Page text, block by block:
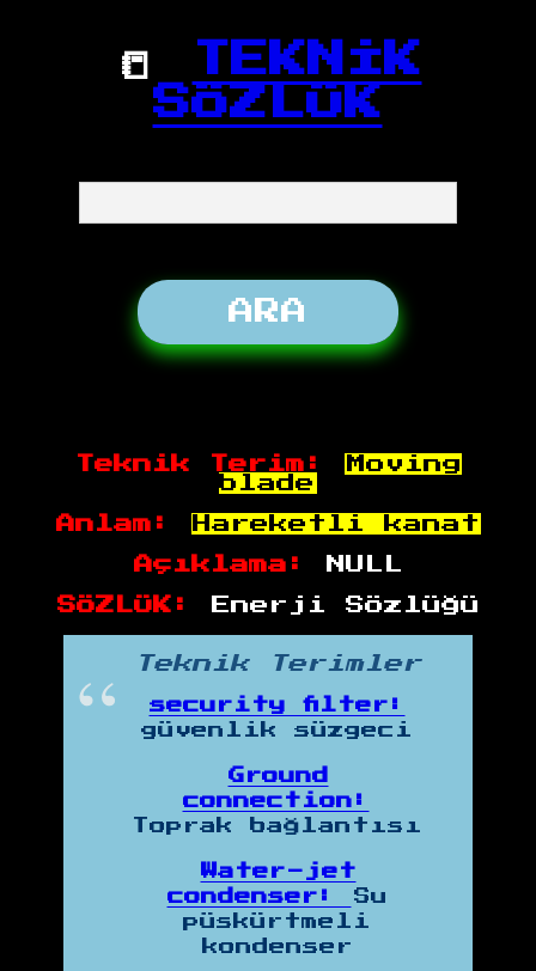
📒
TEKNİK
SÖZLÜK
Teknik Terim:
Moving
blade
Anlam: Hareketli kanat
Açıklama: NULL
SÖZLÜK: Enerji Sözlüğü
Teknik Terimler
security filter:
güvenlik süzgeci
Ground
connection:
Toprak bağlantısı
Water-jet
condenser:
Su
püskürtmeli
kondenser